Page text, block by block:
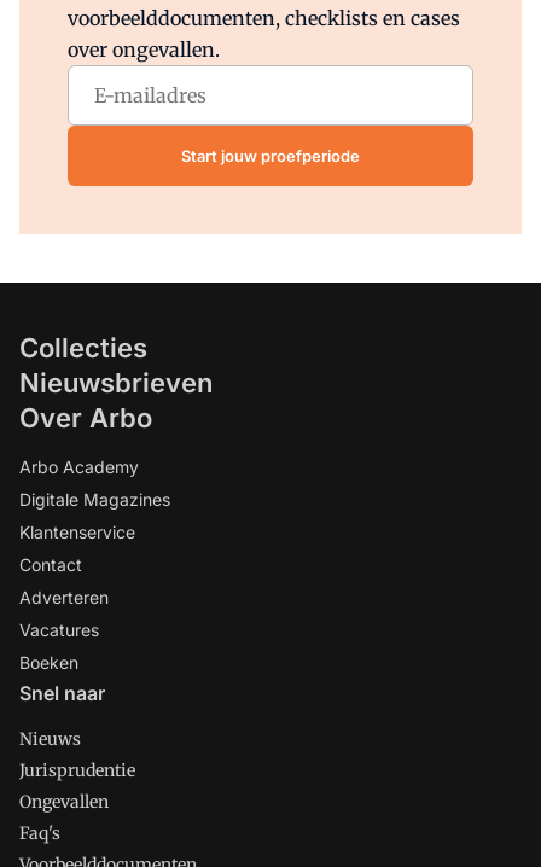
voorbeelddocumenten, checklists en cases
over ongevallen.
Start jouw proefperiode
Collecties
Nieuwsbrieven
Over Arbo
Arbo Academy
Digitale Magazines
Klantenservice
Contact
Adverteren
Vacatures
Boeken
Snel naar
Nieuws
Jurisprudentie
Ongevallen
Faq's